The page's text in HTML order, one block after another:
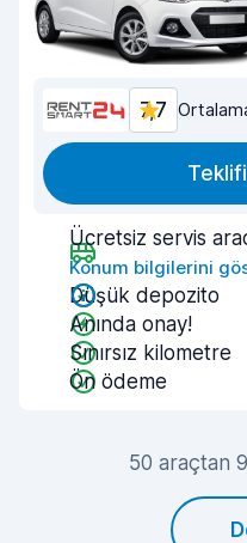
7,7
Ücretsiz servis
Konum bilgilerini
Düşük depozito
Anında onay!
Sınırsız kilometre
Ön ödeme
50 araçtan